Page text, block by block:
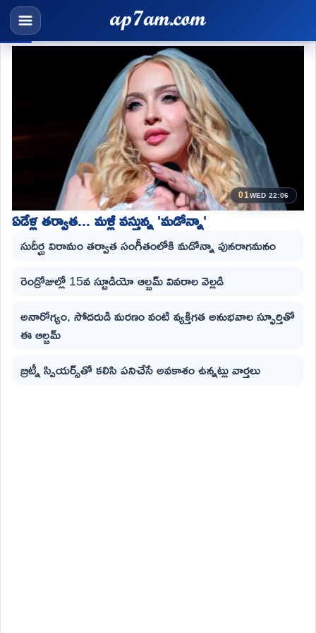
01WED 22:06
ఏడేళ్ల తర్వాత... మళ్లీ వస్తున్న 'మడోన్నా'
సుదీర్ఘ విరామం తర్వాత సంగీతంలోకి మడోన్నా పునరాగమనం
రెండ్రోజుల్లో 15వ స్టూడియో ఆల్బమ్ వివరాల వెల్లడి
అనారోగ్యం, సోదరుడి మరణం వంటి వ్యక్తిగత అనుభవాల స్ఫూర్తితో
ఈ ఆల్బమ్
బ్రిట్నీ స్పియర్స్‌తో కలిసి పనిచేసే అవకాశం ఉన్నట్లు వార్తలు